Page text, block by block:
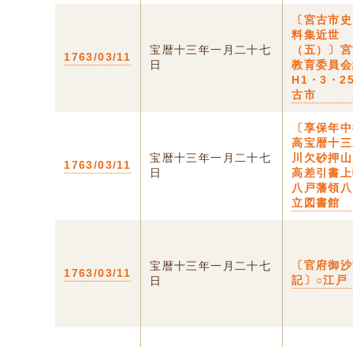
1763/03/11
宝暦十三年一月二十七
日
〔宮古市
料集近世
（五）〕
教育委員
H1・3・
古市
1763/03/11
宝暦十三年一月二十七
日
〔享保年
高宝暦十
川欠砂押
高差引書
八戸藩領
立図書館
1763/03/11
宝暦十三年一月二十七
日
〔官府御
記〕○江戸